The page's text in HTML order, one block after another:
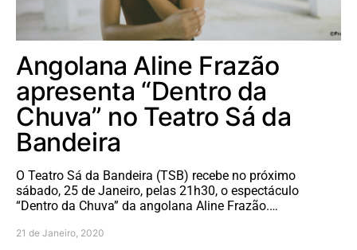
Angolana Aline Frazão
apresenta “Dentro da
Chuva” no Teatro Sá da
Bandeira
O Teatro Sá da Bandeira (TSB) recebe no próximo
sábado, 25 de Janeiro, pelas 21h30, o espectáculo
“Dentro da Chuva” da angolana Aline Frazão.…
21 de Janeiro, 2020